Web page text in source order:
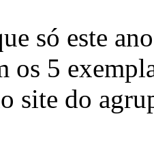
só este
os 5
site do